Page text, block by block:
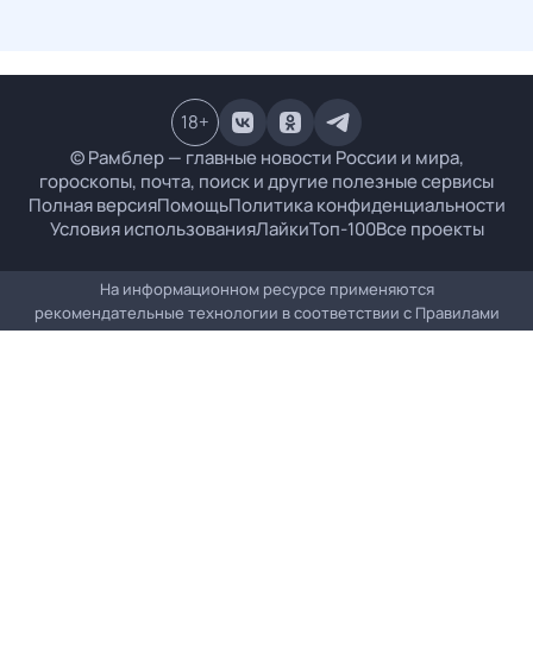
© Рамблер — главные новости России и мира,
гороскопы, почта, поиск и другие полезные сервисы
Полная версияПомощьПолитика конфиденциальности
Условия использованияЛайкиТоп-100Все проекты
18+
На информационном ресурсе применяются
рекомендательные технологии в соответствии с Правилами